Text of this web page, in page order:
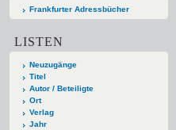
Frankfurter Adressbücher
LISTEN
Neuzugänge
Titel
Autor / Beteiligte
Ort
Verlag
Jahr